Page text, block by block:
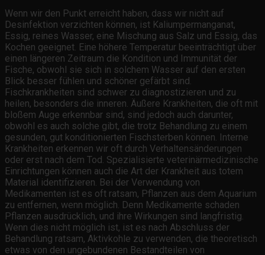
Wenn wir den Punkt erreicht haben, dass wir nicht auf
Desinfektion verzichten können, ist Kaliumpermanganat,
Essig, reines Wasser, eine Mischung aus Salz und Essig, das
Kochen geeignet. Eine höhere Temperatur beeinträchtigt über
einen längeren Zeitraum die Kondition und Immunität der
Fische, obwohl sie sich in solchem Wasser auf den ersten
Blick besser fühlen und schöner gefärbt sind.
Fischkrankheiten sind schwer zu diagnostizieren und zu
heilen, besonders die inneren. Äußere Krankheiten, die oft mit
bloßem Auge erkennbar sind, sind jedoch auch darunter,
obwohl es auch solche gibt, die trotz Behandlung zu einem
gesunden, gut konditionierten Fischsterben können. Interne
Krankheiten erkennen wir oft durch Verhaltensänderungen
oder erst nach dem Tod. Spezialisierte veterinärmedizinische
Einrichtungen können auch die Art der Krankheit aus totem
Material identifizieren. Bei der Verwendung von
Medikamenten ist es oft ratsam, Pflanzen aus dem Aquarium
zu entfernen, wenn möglich. Denn Medikamente schaden
Pflanzen ausdrücklich, und ihre Wirkungen sind langfristig.
Wenn dies nicht möglich ist, ist es nach Abschluss der
Behandlung ratsam, Aktivkohle zu verwenden, die theoretisch
etwas von den ungebundenen Bestandteilen von